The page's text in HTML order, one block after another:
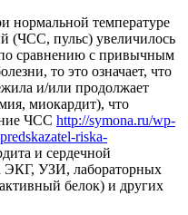
нормальной температуре
(ЧСС, пульс) увеличилось
сравнению с привычным
то это означает, что
и/или продолжает
миокардит), что
ЧСС http://symona.ru/wp-
riska-
и сердечной
ЭКГ, УЗИ, лабораторных
белок) и других